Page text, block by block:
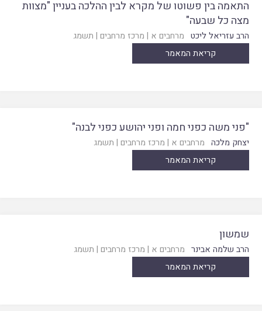
התאמה בין פשוטו של מקרא לבין ההלכה בעניין "מצוות
מצה כל שבעה"
הרב עזריאל ליכט מרחבים א | מרכז מרחבים | תשמג
קריאת המאמר
"פני משה כפני חמה ופני יהושע כפני לבנה"
יצחק מלכה מרחבים א | מרכז מרחבים | תשמג
קריאת המאמר
שמשון
הרב שלמה אבינר מרחבים א | מרכז מרחבים | תשמג
קריאת המאמר